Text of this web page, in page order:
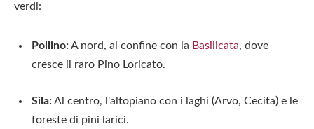
verdi:
Pollino:A nord, al confine con la Basilicata, dove
cresce il raro Pino Loricato.
Sila:Al centro, l'altopiano con i laghi (Arvo, Cecita) e le
foreste di pini larici.